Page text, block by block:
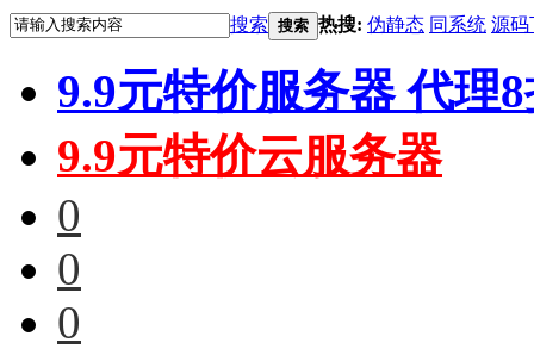
搜索 搜索 热搜: 伪静态 同系统 源码
9.9元特价服务器 代理
9.9元特价云服务器
0
0
0